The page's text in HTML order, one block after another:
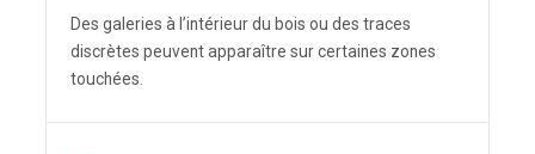
Des galeries à l’intérieur du bois ou des traces
discrètes peuvent apparaître sur certaines zones
touchées.